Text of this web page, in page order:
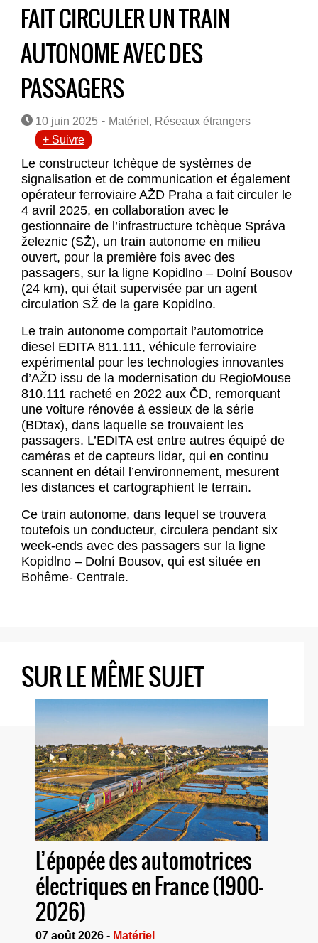
FAIT CIRCULER UN TRAIN
AUTONOME AVEC DES
PASSAGERS
10 juin 2025 - Matériel , Réseaux étrangers
+ Suivre
Le constructeur tchèque de systèmes de
signalisation et de communication et également
opérateur ferroviaire AŽD Praha a fait circuler le
4 avril 2025, en collaboration avec le
gestionnaire de l’infrastructure tchèque Správa
železnic (SŽ), un train autonome en milieu
ouvert, pour la première fois avec des
passagers, sur la ligne Kopidlno – Dolní Bousov
(24 km), qui était supervisée par un agent
circulation SŽ de la gare Kopidlno.
Le train autonome comportait l’automotrice
diesel EDITA 811.111, véhicule ferroviaire
expérimental pour les technologies innovantes
d’AŽD issu de la modernisation du RegioMouse
810.111 racheté en 2022 aux ČD, remorquant
une voiture rénovée à essieux de la série
(BDtax), dans laquelle se trouvaient les
passagers. L’EDITA est entre autres équipé de
caméras et de capteurs lidar, qui en continu
scannent en détail l’environnement, mesurent
les distances et cartographient le terrain.
Ce train autonome, dans lequel se trouvera
toutefois un conducteur, circulera pendant six
week-ends avec des passagers sur la ligne
Kopidlno – Dolní Bousov, qui est située en
Bohême- Centrale.
SUR LE MÊME SUJET
L’épopée des automotrices
électriques en France (1900-
2026)
07 août 2026 - Matériel